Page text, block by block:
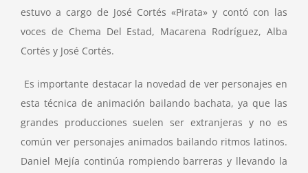
estuvo a cargo de José Cortés «Pirata» y contó con las
voces de Chema Del Estad, Macarena Rodríguez, Alba
Cortés y José Cortés.
Es importante destacar la novedad de ver personajes en
esta técnica de animación bailando bachata, ya que las
grandes producciones suelen ser extranjeras y no es
común ver personajes animados bailando ritmos latinos.
Daniel Mejía continúa rompiendo barreras y llevando la